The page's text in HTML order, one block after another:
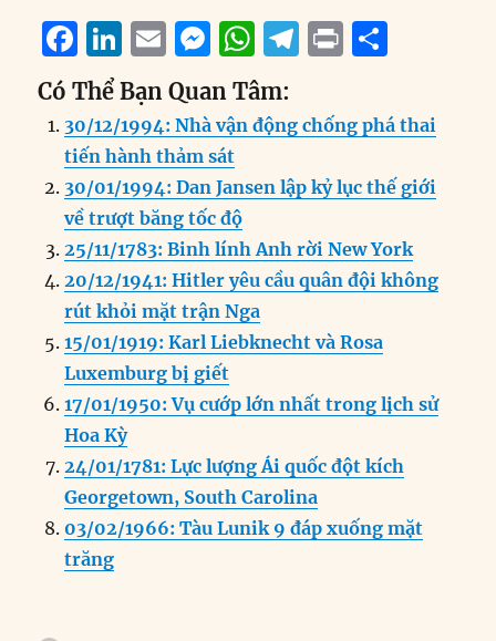
F
a
c
e
b
o
o
k
Li
n
k
e
d
I
n
E
m
ai
l
M
e
ss
e
n
g
er
W
h
at
s
A
p
T
e
g
r
m
P
n
t
a
re
Có Thể Bạn Quan Tâm:
30/12/1994: Nhà vận động chống phá thai
tiến hành thảm sát
30/01/1994: Dan Jansen lập kỷ lục thế giới
về trượt băng tốc độ
25/11/1783: Binh lính Anh rời New York
20/12/1941: Hitler yêu cầu quân đội không
rút khỏi mặt trận Nga
15/01/1919: Karl Liebknecht và Rosa
Luxemburg bị giết
17/01/1950: Vụ cướp lớn nhất trong lịch sử
Hoa Kỳ
24/01/1781: Lực lượng Ái quốc đột kích
Georgetown, South Carolina
03/02/1966: Tàu Lunik 9 đáp xuống mặt
trăng